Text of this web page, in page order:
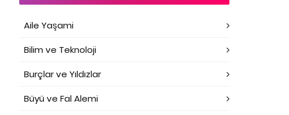
Aile Yaşami
Bilim ve Teknoloji
Burçlar ve Yıldızlar
Büyü ve Fal Alemi